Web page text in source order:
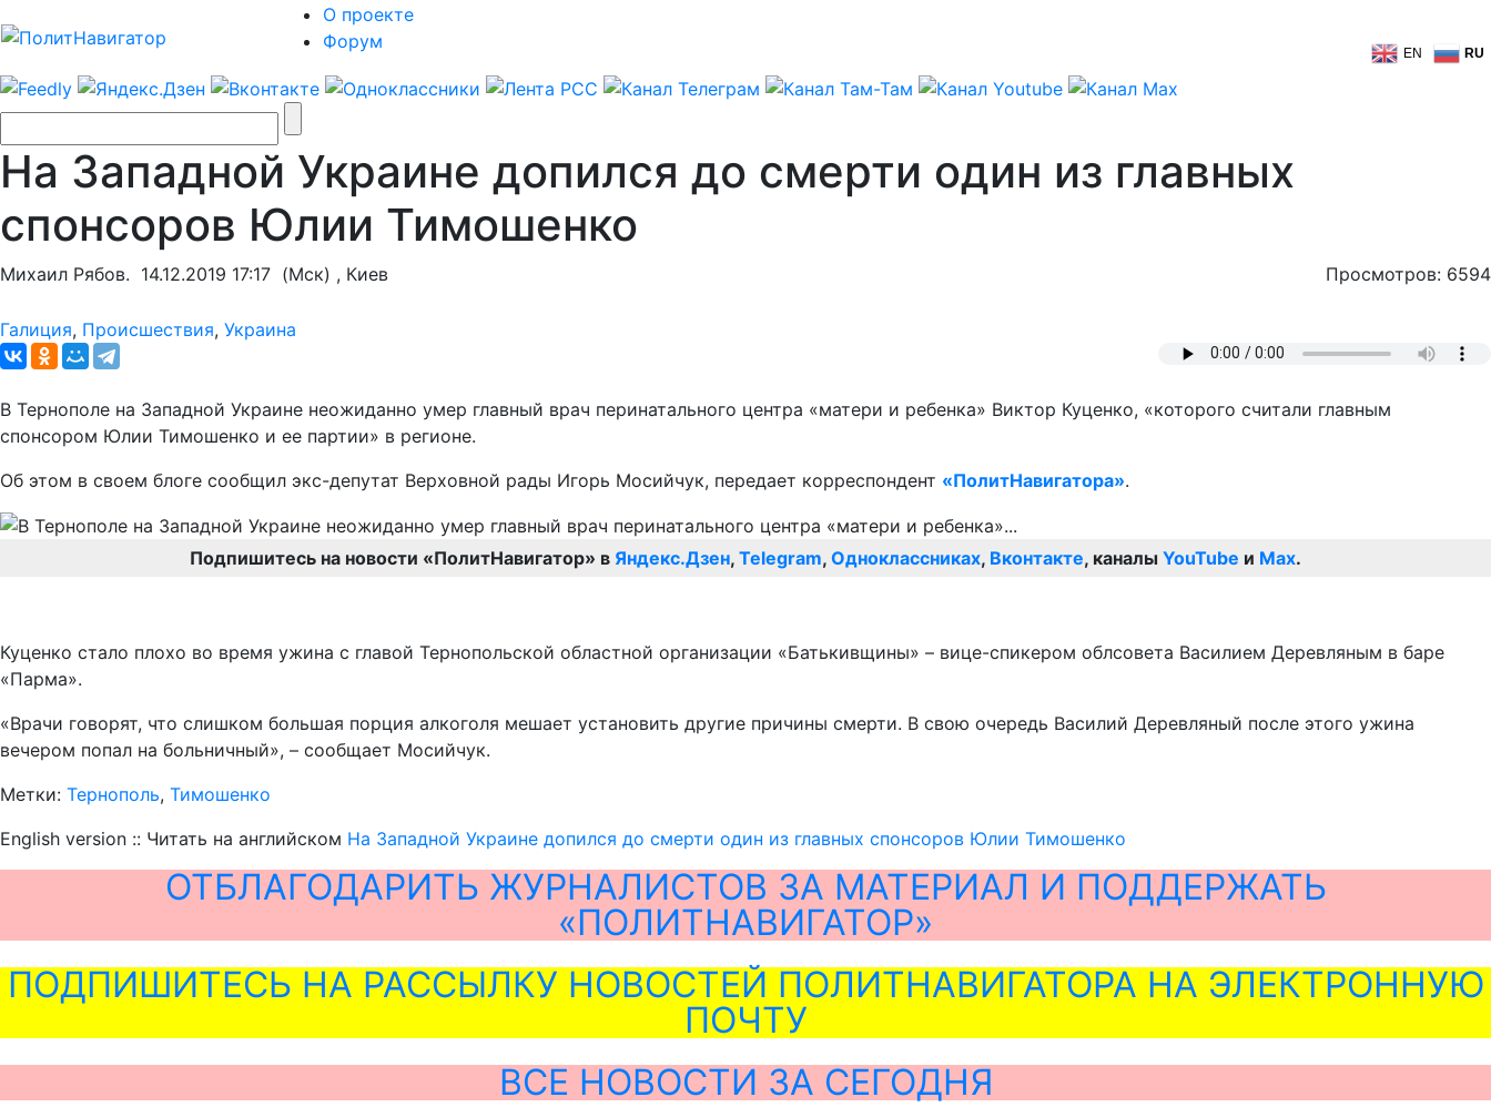
О проекте
Форум
EN RU
На Западной Украине допился до смерти один из главных
спонсоров Юлии Тимошенко
Михаил Рябов. 14.12.2019 17:17 (Мск) , Киев Просмотров: 6594
Галиция, Происшествия, Украина
В Тернополе на Западной Украине неожиданно умер главный врач перинатального центра «матери и ребенка» Виктор Куценко, «которого считали главным
спонсором Юлии Тимошенко и ее партии» в регионе.
Об этом в своем блоге сообщил экс-депутат Верховной рады Игорь Мосийчук, передает корреспондент «ПолитНавигатора».
Подпишитесь на новости «ПолитНавигатор» в Яндекс.Дзен, Telegram, Одноклассниках, Вконтакте, каналы YouTube и Max.
Куценко стало плохо во время ужина с главой Тернопольской областной организации «Батькивщины» – вице-спикером облсовета Василием Деревляным в баре
«Парма».
«Врачи говорят, что слишком большая порция алкоголя мешает установить другие причины смерти. В свою очередь Василий Деревляный после этого ужина
вечером попал на больничный», – сообщает Мосийчук.
Метки: Тернополь, Тимошенко
English version :: Читать на английском На Западной Украине допился до смерти один из главных спонсоров Юлии Тимошенко
ОТБЛАГОДАРИТЬ ЖУРНАЛИСТОВ ЗА МАТЕРИАЛ И ПОДДЕРЖАТЬ
«ПОЛИТНАВИГАТОР»
ПОДПИШИТЕСЬ НА РАССЫЛКУ НОВОСТЕЙ ПОЛИТНАВИГАТОРА НА ЭЛЕКТРОННУЮ
ПОЧТУ
ВСЕ НОВОСТИ ЗА СЕГОДНЯ